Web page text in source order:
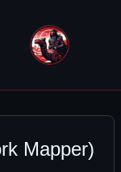
Mapper)